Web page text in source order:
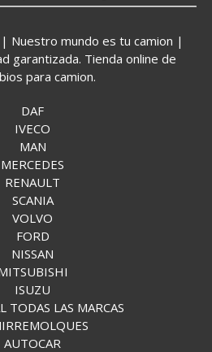
| Nuestro mundo es tu camion |
garantizada. Tienda online de
para camion.
DAF
IVECO
MAN
MERCEDES
RENAULT
SCANIA
VOLVO
FORD
NISSAN
ISUZU
TODAS LAS MARCAS
AUTOCAR